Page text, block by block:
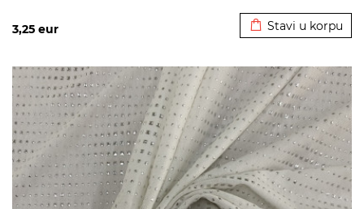
3,25 eur Stavi u korpu